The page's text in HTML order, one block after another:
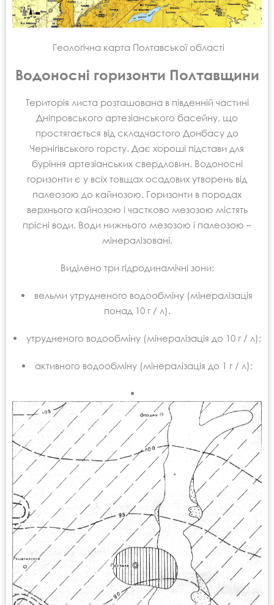
Геологічна карта Полтавської області
Водоносні горизонти Полтавщини
Територія листа розташована в південній частині
Дніпровського артезіанського басейну, що
простягається від складчастого Донбасу до
Чернігівського горсту. Дає хороші підстави для
буріння артезіанських свердловин. Водоносні
горизонти є у всіх товщах осадових утворень від
палеозою до кайнозою. Горизонти в породах
верхнього кайнозою і частково мезозою містять
прісні води. Води нижнього мезозою і палеозою –
мінералізовані.
Виділено три гідродинамічні зони:
вельми утрудненого водообміну (мінералізація
понад 10 г / л).
утрудненого водообміну (мінералізація до 10 г / л);
активного водообміну (мінералізація до 1 г / л);